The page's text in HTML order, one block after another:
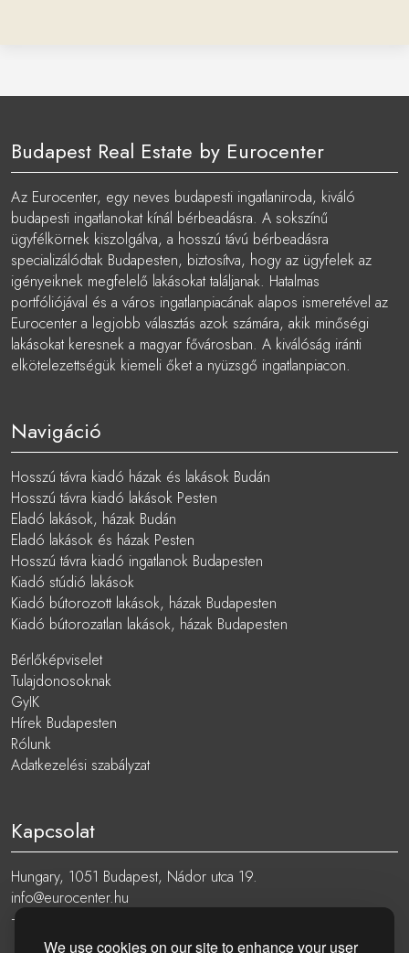
We use cookies on our site to enhance your user
Budapest Real Estate by Eurocenter
Az Eurocenter, egy neves budapesti ingatlaniroda, kiváló
budapesti ingatlanokat kínál bérbeadásra. A sokszínű
ügyfélkörnek kiszolgálva, a hosszú távú bérbeadásra
specializálódtak Budapesten, biztosítva, hogy az ügyfelek az
igényeiknek megfelelő lakásokat találjanak. Hatalmas
portfóliójával és a város ingatlanpiacának alapos ismeretével az
Eurocenter a legjobb választás azok számára, akik minőségi
lakásokat keresnek a magyar fővárosban. A kiválóság iránti
elkötelezettségük kiemeli őket a nyüzsgő ingatlanpiacon.
Navigáció
Hosszú távra kiadó házak és lakások Budán
Hosszú távra kiadó lakások Pesten
Eladó lakások, házak Budán
Eladó lakások és házak Pesten
Hosszú távra kiadó ingatlanok Budapesten
Kiadó stúdió lakások
Kiadó bútorozott lakások, házak Budapesten
Kiadó bútorozatlan lakások, házak Budapesten
Bérlőképviselet
Tulajdonosoknak
GyIK
Hírek Budapesten
Rólunk
Adatkezelési szabályzat
Kapcsolat
Hungary, 1051 Budapest, Nádor utca 19.
info@eurocenter.hu
+36 20 919 0005